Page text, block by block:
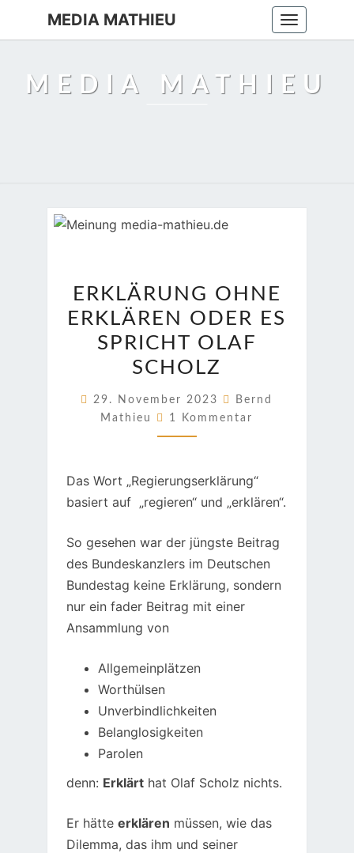
Toggle
navigation
MEDIA MATHIEU
MEDIA MATHIEU
OHNE
ERKLÄREN
ODER
ES
OLAF
SCHOLZ
ERKLÄRUNG OHNE
ERKLÄREN ODER ES
SPRICHT OLAF
SCHOLZ
29. November 2023
Bernd
Mathieu
Kommentare
1 Kommentar
Das Wort „Regierungserklärung“
basiert auf „regieren“ und „erklären“.
So gesehen war der jüngste Beitrag
des Bundeskanzlers im Deutschen
Bundestag keine Erklärung, sondern
nur ein fader Beitrag mit einer
Ansammlung von
Allgemeinplätzen
Worthülsen
Unverbindlichkeiten
Belanglosigkeiten
Parolen
denn: Erklärthat Olaf Scholz nichts.
Er hätte erklären müssen, wie das
Dilemma, das ihm und seiner